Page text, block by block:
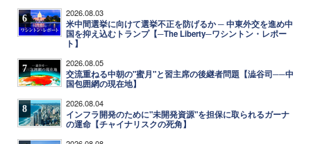
6 2026.08.03
米中間選挙に向けて選挙不正を防げるか ─ 中東外交を進め中
国を抑え込むトランプ【─The Liberty─ワシントン・レポー
ト】
7 2026.08.05
交流重ねる中朝の"蜜月"と習主席の後継者問題【澁谷司──中
国包囲網の現在地】
8 2026.08.04
インフラ開発のために"未開発資源"を担保に取られるガーナ
の運命【チャイナリスクの死角】